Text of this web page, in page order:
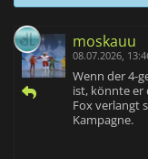
moskauu
08.07.2026,
Wenn der 4-
ist, könnte er
Fox verlangt
Kampagne.